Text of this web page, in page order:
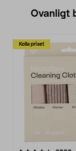
Ovanligt
Kolla priset